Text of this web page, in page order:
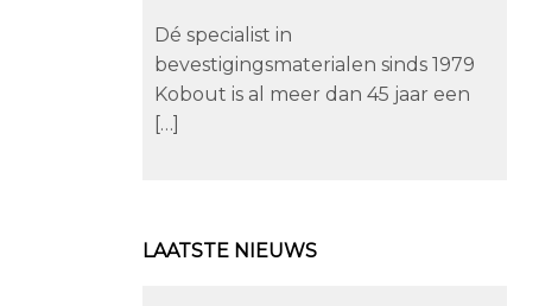
Dé specialist in
bevestigingsmaterialen sinds 1979
Kobout is al meer dan 45 jaar een
[…]
LAATSTE NIEUWS